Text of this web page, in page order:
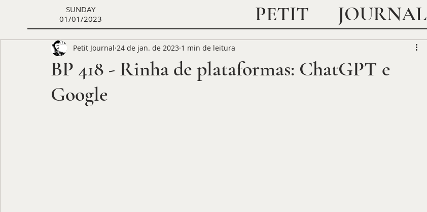
PETIT JOURNAL
SUNDAY
01/01/2023
BP 418 - Rinha de plataformas: ChatGPT e
Google
Petit Journal 24 de jan. de 2023 1 min de leitura